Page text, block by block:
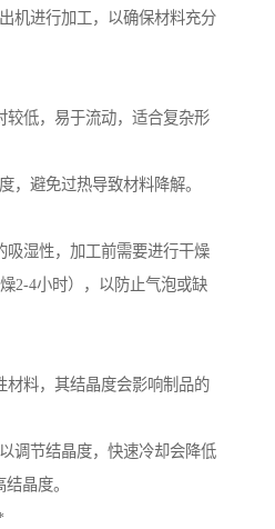
机进行加工，以确保材料充分
低，易于流动，适合复杂形
，避免过热导致材料降解。
湿性，加工前需要进行干燥
2-4小时），以防止气泡或缺
料，其结晶度会影响制品的
调节结晶度，快速冷却会降低
晶度。